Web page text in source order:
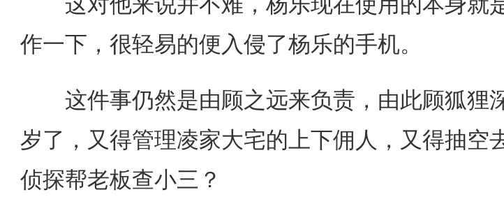
作一下，很轻易的便入侵了杨乐的手机。
这件事仍然是由顾之远来负责，由此顾狐狸
岁了，又得管理凌家大宅的上下佣人，又得抽空
侦探帮老板查小三？